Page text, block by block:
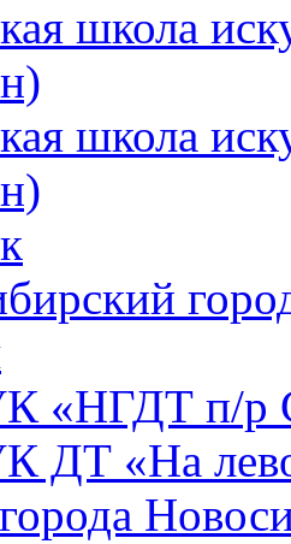
школа
школа
«НГДТ п/р
ДТ «На